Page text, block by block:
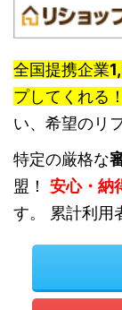
全国提携企業
プしてくれる！
い、希望のリ
特定の厳格な
盟！ 安心・納
す。 累計利用